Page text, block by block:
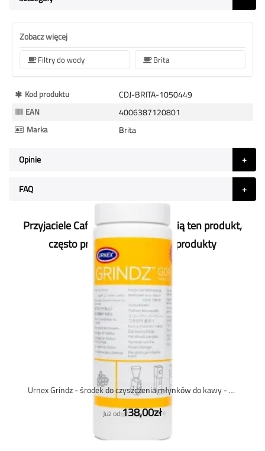
Zobacz więcej
Filtry do wody Brita
Więcej
informacji
Kod produktu CDJ-BRITA-1050449
EAN 4006387120801
Marka Brita
Opinie
FAQ
Przyjaciele Café du Jour, którzy lubią ten produkt,
często przyjmują również te produkty
Urnex Grindz - środek do czyszczenia młynków do kawy - 430 gram
Już od138,00zł